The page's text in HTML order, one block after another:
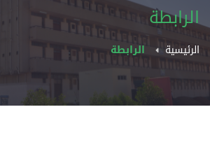
الرابطة
الرئيسية الرابطة